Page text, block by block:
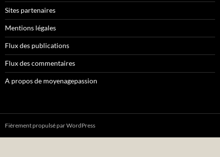
Sites partenaires
Mentions légales
Flux des publications
Flux des commentaires
A propos de moyenagepassion
Fièrement propulsé par WordPress